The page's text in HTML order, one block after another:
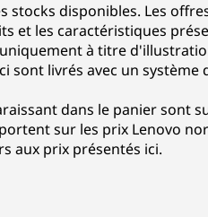
stocks disponibles. Les
et les caractéristiques
à titre
sont livrés avec un système
dans le panier sont
sur les prix Lenovo
aux prix présentés ici.